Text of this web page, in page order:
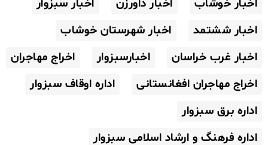
اخبار خوشاب
اخبار داورزن
اخبار سبزوار
اخبار ششتمد
اخبار شهرستان خوشاب
اخبار غرب خراسان
اخبارسبزوار
اخراج مهاجران
اخراج مهاجران افغانستانی
اداره اوقاف سبزوار
اداره برق سبزوار
اداره فرهنگ و ارشاد اسلامی سبزوار